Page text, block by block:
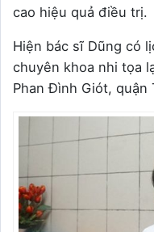
cao hiệu quả điều trị.
Hiện bác sĩ Dũng có
chuyên khoa nhi tọa
Phan Đình Giót, quận